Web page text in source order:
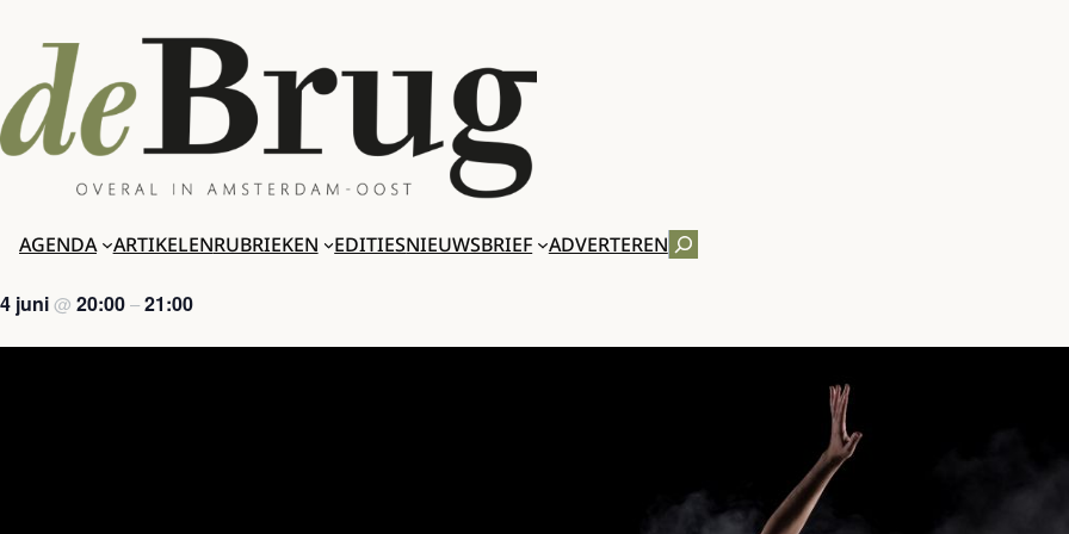
naar
inhoud
AGENDA ARTIKELENRUBRIEKEN EDITIESNIEUWSBRIEF ADVERTERENZOEKEN
4 juni@ 20:00–21:00